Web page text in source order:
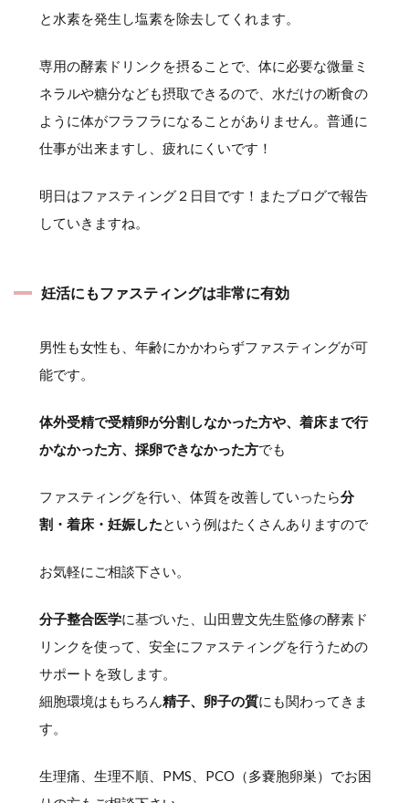
と水素を発生し塩素を除去してくれます。
専用の酵素ドリンクを摂ることで、体に必要な微量ミ
ネラルや糖分なども摂取できるので、水だけの断食の
ように体がフラフラになることがありません。普通に
仕事が出来ますし、疲れにくいです！
明日はファスティング２日目です！またブログで報告
していきますね。
妊活にもファスティングは非常に有効
男性も女性も、年齢にかかわらずファスティングが可
能です。
体外受精で受精卵が分割しなかった方や、着床まで行
かなかった方、採卵できなかった方でも
ファスティングを行い、体質を改善していったら分
割・着床・妊娠した という例はたくさんありますので
お気軽にご相談下さい。
分子整合医学に基づいた、山田豊文先生監修の酵素ド
リンクを使って、安全にファスティングを行うための
サポートを致します。
細胞環境はもちろん 精子、卵子の質にも関わってきま
す。
生理痛、生理不順、PMS、PCO（多嚢胞卵巣）でお困